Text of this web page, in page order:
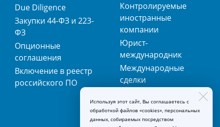
Due Diligence
Закупки 44-ФЗ и 223-
ФЗ
Опционные
соглашения
Включение в реестр
российского ПО
Контролируемые
иностранные
компании
Юрист-
международник
Международные
сделки
регистрация
товарных знаков
Используя этот сайт, Вы соглашаетесь с
обработкой файлов «cookies», персональных
данных, собираемых посредством